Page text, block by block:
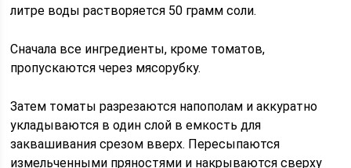
литре воды растворяется 50 грамм соли.
Сначала все ингредиенты, кроме томатов,
пропускаются через мясорубку.
Затем томаты разрезаются напополам и аккуратно
укладываются в один слой в емкость для
заквашивания срезом вверх. Пересыпаются
измельченными пряностями и накрываются сверху